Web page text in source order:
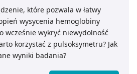
które pozwala w łatwy
wysycenia hemoglobiny
wcześnie wykryć niewydolność
korzystać z pulsoksymetru? Jak
wyniki badania?